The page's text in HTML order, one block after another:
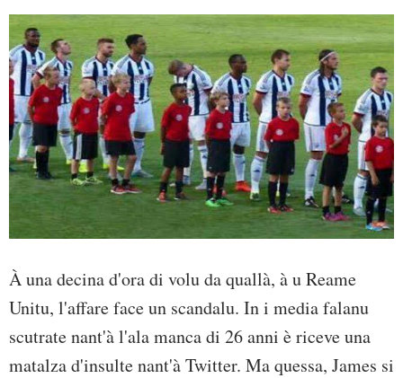
À una decina d'ora di volu da quallà, à u Reame
Unitu, l'affare face un scandalu. In i media falanu
scutrate nant'à l'ala manca di 26 anni è riceve una
matalza d'insulte nant'à Twitter. Ma quessa, James si